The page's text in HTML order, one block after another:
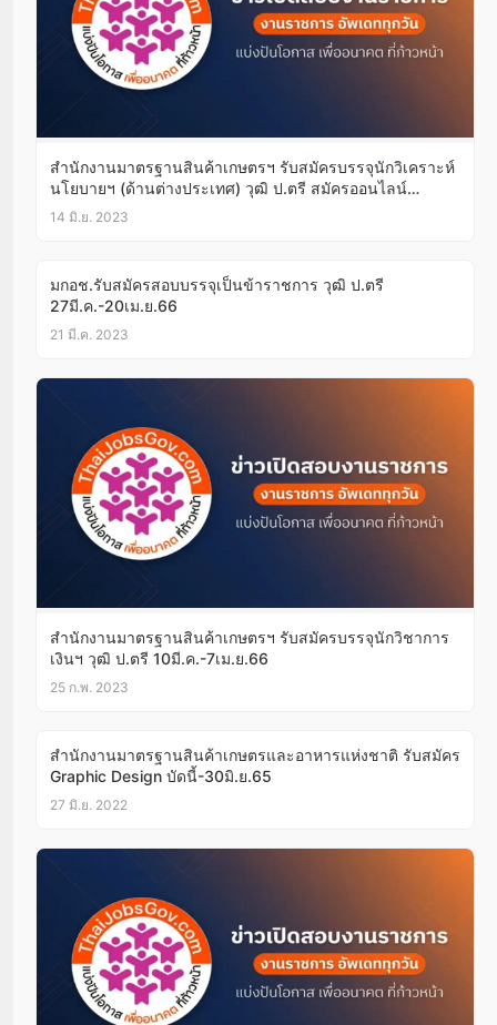
สำนักงานมาตรฐานสินค้าเกษตรฯ รับสมัครบรรจุนักวิเคราะห์
นโยบายฯ (ด้านต่างประเทศ) วุฒิ ป.ตรี สมัครออนไลน์
23มิ.ย.-7ก.ค.66
14 มิ.ย. 2023
มกอช.รับสมัครสอบบรรจุเป็นข้าราชการ วุฒิ ป.ตรี
27มี.ค.-20เม.ย.66
21 มี.ค. 2023
สำนักงานมาตรฐานสินค้าเกษตรฯ รับสมัครบรรจุนักวิชาการ
เงินฯ วุฒิ ป.ตรี 10มี.ค.-7เม.ย.66
25 ก.พ. 2023
สำนักงานมาตรฐานสินค้าเกษตรและอาหารแห่งชาติ รับสมัคร
Graphic Design บัดนี้-30มิ.ย.65
27 มิ.ย. 2022